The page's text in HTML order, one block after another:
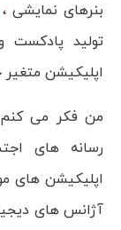
بنرهای نمایشی ،
تولید
اپلیکیشن متغیر
من فکر می کنم
رسانه های
اپلیکیشن های
آژانس های